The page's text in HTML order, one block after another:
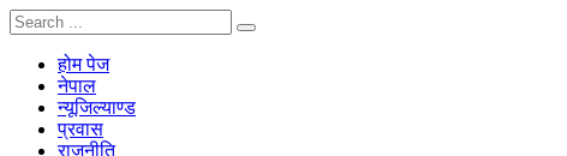
होम पेज
नेपाल
न्यूजिल्याण्ड
प्रवास
राजनीति